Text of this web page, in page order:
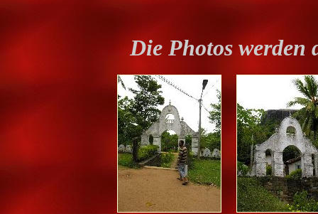
Die Photos